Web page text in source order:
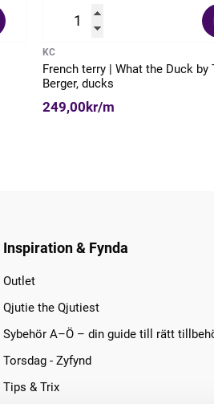
KC
French terry | What the Duck by
Berger, ducks
249,00kr/m
Inspiration & Fynda
Outlet
Qjutie the Qjutiest
Sybehör A–Ö – din guide till rätt
Torsdag - Zyfynd
Tips & Trix